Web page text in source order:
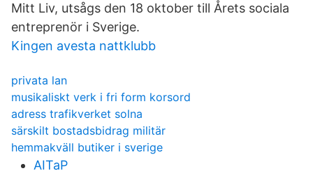
Mitt Liv, utsågs den 18 oktober till Årets sociala
entreprenör i Sverige.
Kingen avesta nattklubb
privata lan
musikaliskt verk i fri form korsord
adress trafikverket solna
särskilt bostadsbidrag militär
hemmakväll butiker i sverige
AITaP